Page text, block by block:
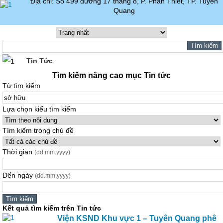
Quang
Tin Tức
Tìm kiếm nâng cao mục Tin tức
Từ tìm kiếm
Lựa chọn kiểu tìm kiếm
Tìm kiếm trong chủ đề
Thời gian (dd.mm.yyyy)
Đến ngày (dd.mm.yyyy)
Kết quả tìm kiếm trên Tin tức
Viện KSND Khu vực 1 – Tuyên Quang phê